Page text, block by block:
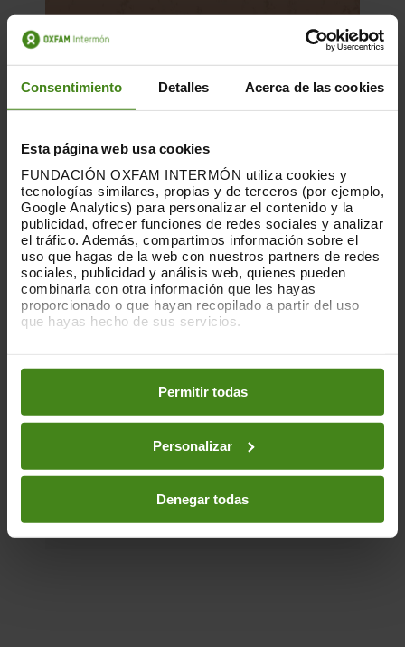
Consentimiento Detalles Acerca de las cookies
Esta página web usa cookies
FUNDACIÓN OXFAM INTERMÓN utiliza cookies y
tecnologías similares, propias y de terceros (por ejemplo,
Google Analytics) para personalizar el contenido y la
publicidad, ofrecer funciones de redes sociales y analizar
el tráfico. Además, compartimos información sobre el
uso que hagas de la web con nuestros partners de redes
sociales, publicidad y análisis web, quienes pueden
combinarla con otra información que les hayas
proporcionado o que hayan recopilado a partir del uso
que hayas hecho de sus servicios.
preferencias accediendo a nuestraPolítica de Cookieso
en los botones facilitados a continuación:
Permitir todas
Personalizar
Denegar todas
15.05.2025
Manifest per a una ciutat verda i
agradable que posa la vida al centre
Aquest “Manifest per a una ciutat verda i
agradable que posa la vida al centre” és
veus, les idees i...
Ciutadania- Governabilitat i Drets
Humans-Desigualtat(s)